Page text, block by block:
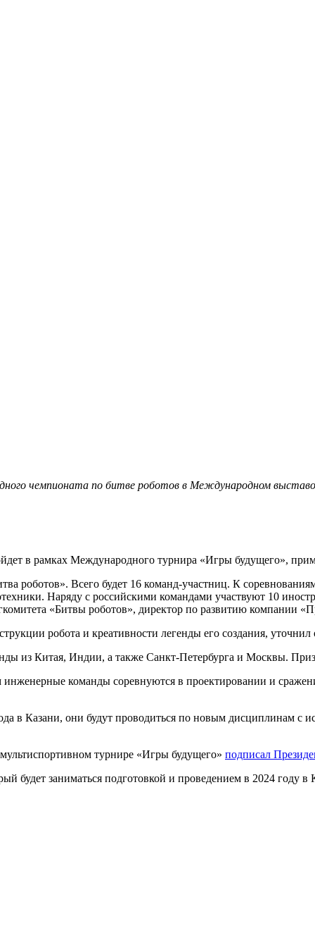
чемпионата по битве роботов в Международном
в рамках Международного турнира «Игры будущего»,
роботов». Всего будет 16 команд-участниц. К
Наряду с российскими командами участвуют 10
«Битвы роботов», директор по развитию компании
робота и креативности легенды его создания, уточнил
из Китая, Индии, а также Санкт-Петербурга и Москвы.
команды соревнуются в проектировании и
в Казани, они будут проводиться по новым дисциплинам с
турнире «Игры будущего» подписал
будет заниматься подготовкой и проведением в 2024